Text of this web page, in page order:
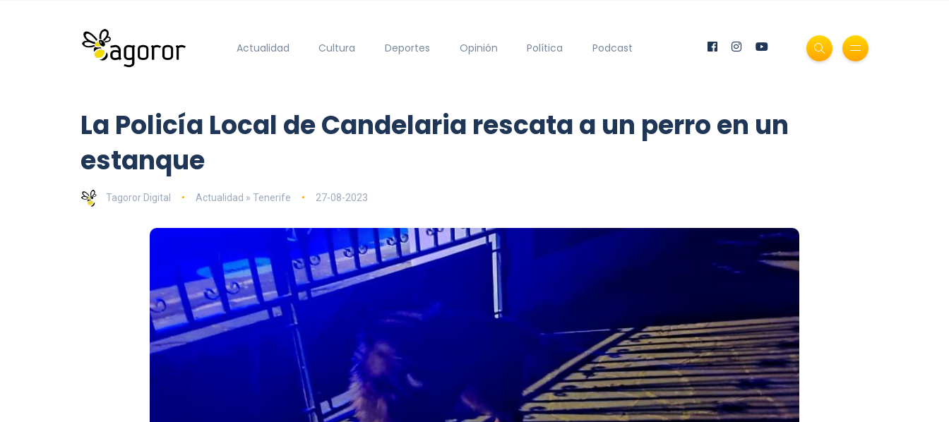
Actualidad Cultura Deportes Opinión Política Podcast
La Policía Local de Candelaria rescata a un perro en un
estanque
Tagoror Digital Actualidad » Tenerife 27-08-2023